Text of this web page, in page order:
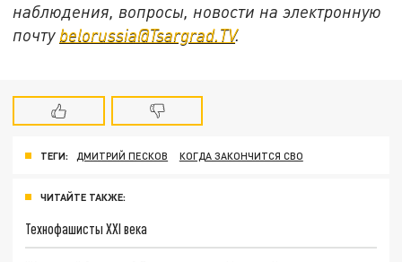
наблюдения, вопросы, новости на электронную
почту belorussia@Tsargrad.TV.
ТЕГИ: ДМИТРИЙ ПЕСКОВ КОГДА ЗАКОНЧИТСЯ СВО
ЧИТАЙТЕ ТАКЖЕ:
Технофашисты XXI века